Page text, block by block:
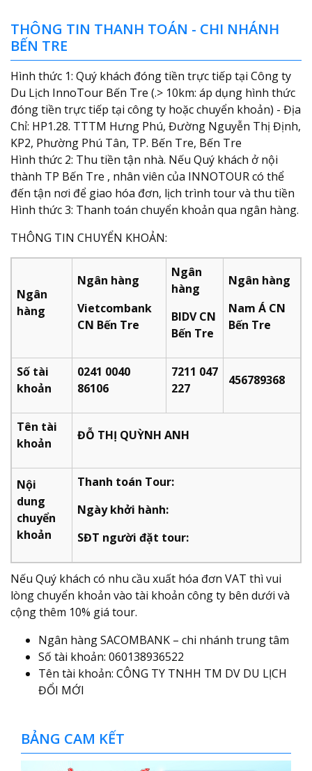
THÔNG TIN THANH TOÁN - CHI NHÁNH
BẾN TRE
Hình thức 1: Quý khách đóng tiền trực tiếp tại Công ty
Du Lịch InnoTour Bến Tre (.> 10km: áp dụng hình thức
đóng tiền trực tiếp tại công ty hoặc chuyển khoản) - Địa
Chỉ: HP1.28. TTTM Hưng Phú, Đường Nguyễn Thị Định,
KP2, Phường Phú Tân, TP. Bến Tre, Bến Tre
Hình thức 2: Thu tiền tận nhà. Nếu Quý khách ở nội
thành TP Bến Tre , nhân viên của INNOTOUR có thể
đến tận nơi để giao hóa đơn, lịch trình tour và thu tiền
Hình thức 3: Thanh toán chuyển khoản qua ngân hàng.
THÔNG TIN CHUYỂN KHOẢN:
Ngân
hàng
Ngân hàng
Vietcombank
CN Bến Tre
Ngân
hàng
BIDV CN
Bến Tre
Ngân hàng
Nam Á CN
Bến Tre
Số tài
khoản
0241 0040
86106
7211 047
227​
456789368
Tên tài
khoản
ĐỖ THỊ QUỲNH ANH
Nội
dung
chuyển
khoản
Thanh toán Tour:
Ngày khởi hành:
SĐT người đặt tour:
Nếu Quý khách có nhu cầu xuất hóa đơn VAT thì vui
lòng chuyển khoản vào tài khoản công ty bên dưới và
cộng thêm 10% giá tour.
Ngân hàng SACOMBANK – chi nhánh trung tâm
Số tài khoản: 060138936522
Tên tài khoản: CÔNG TY TNHH TM DV DU LỊCH
ĐỔI MỚI
BẢNG CAM KẾT